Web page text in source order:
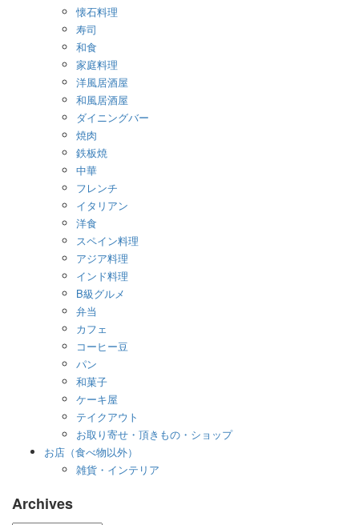
懐石料理
寿司
和食
家庭料理
洋風居酒屋
和風居酒屋
ダイニングバー
焼肉
鉄板焼
中華
フレンチ
イタリアン
洋食
スペイン料理
アジア料理
インド料理
B級グルメ
弁当
カフェ
コーヒー豆
パン
和菓子
ケーキ屋
テイクアウト
お取り寄せ・頂きもの・ショップ
お店（食べ物以外）
雑貨・インテリア
Archives